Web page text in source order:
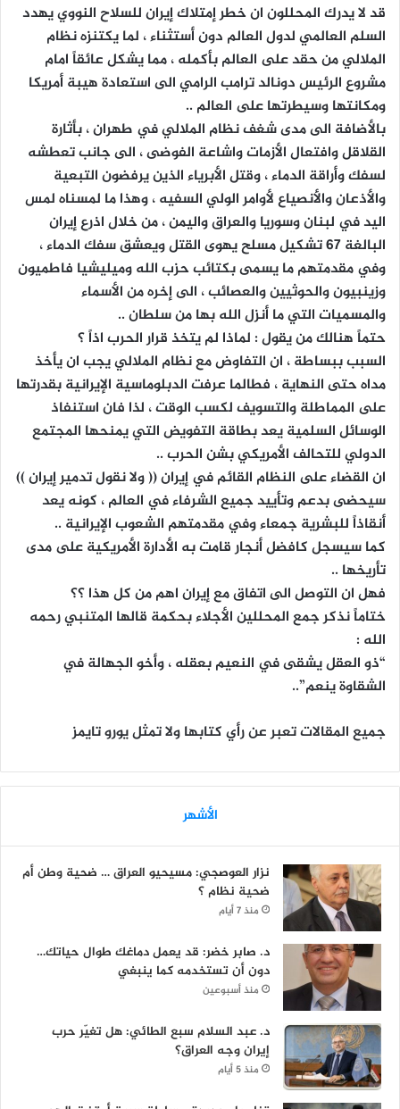
قد لا يدرك المحللون ان خطر إمتلاك إيران للسلاح النووي يهدد
السلم العالمي لدول العالم دون أستثناء ، لما يكتنزه نظام
الملالي من حقد على العالم بأكمله ، مما يشكل عائقاً امام
مشروع الرئيس دونالد ترامب الرامي الى استعادة هيبة أمريكا
ومكانتها وسيطرتها على العالم ..
بالأضافة الى مدى شغف نظام الملالي في طهران ، بأثارة
القلاقل وافتعال الأزمات واشاعة الفوضى ، الى جانب تعطشه
لسفك وأراقة الدماء ، وقتل الأبرياء الذين يرفضون التبعية
والأذعان والأنصياع لأوامر الولي السفيه ، وهذا ما لمسناه لمس
اليد في لبنان وسوريا والعراق واليمن ، من خلال اذرع إيران
البالغة 67 تشكيل مسلح يهوى القتل ويعشق سفك الدماء ،
وفي مقدمتهم ما يسمى بكتائب حزب الله وميليشيا فاطميون
وزينبيون والحوثيين والعصائب ، الى إخره من الأسماء
والمسميات التي ما أنزل الله بها من سلطان ..
حتماً هنالك من يقول : لماذا لم يتخذ قرار الحرب اذاً ؟
السبب ببساطة ، ان التفاوض مع نظام الملالي يجب ان يأخذ
مداه حتى النهاية ، فطالما عرفت الدبلوماسية الإيرانية بقدرتها
على المماطلة والتسويف لكسب الوقت ، لذا فان استنفاذ
الوسائل السلمية يعد بطاقة التفويض التي يمنحها المجتمع
الدولي للتحالف الأمريكي بشن الحرب ..
ان القضاء على النظام القائم في إيران (( ولا نقول تدمير إيران ))
سيحضى بدعم وتأييد جميع الشرفاء في العالم ، كونه يعد
أنقاذاً للبشرية جمعاء وفي مقدمتهم الشعوب الإيرانية ..
كما سيسجل كافضل أنجار قامت به الأدارة الأمريكية على مدى
تأريخها ..
فهل ان التوصل الى اتفاق مع إيران اهم من كل هذا ؟؟
ختاماً نذكر جمع المحللين الأجلاء بحكمة قالها المتنبي رحمه
الله :
“ذو العقل يشقى في النعيم بعقله ، وأخو الجهالة في
الشقاوة ينعم”..
جميع المقالات تعبر عن رأي كتابها ولا تمثل يورو تايمز
الأشهر
نزار العوصجي: مسيحيو العراق … ضحية وطن أم
ضحية نظام ؟
منذ 7 أيام
د. صابر خضر: قد يعمل دماغك طوال حياتك…
دون أن تستخدمه كما ينبغي
منذ أسبوعين
د. عبد السلام سبع الطائي: هل تغيّر حرب
إيران وجه العراق؟
منذ 5 أيام